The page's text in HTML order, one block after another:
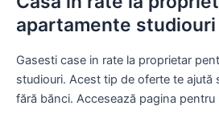
apartamente studiouri
Gasesti case in rate la proprietar
studiouri. Acest tip de oferte te ajută
fără bănci. Accesează pagina pentru